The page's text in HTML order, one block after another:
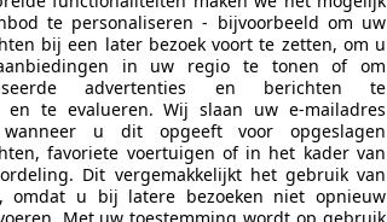
te personaliseren - bijvoorbeeld om uw
bij een later bezoek voort te zetten, om u
in uw regio te tonen of om
advertenties en berichten te
en te evalueren. Wij slaan uw e-mailadres
u dit opgeeft voor opgeslagen
favoriete voertuigen of in het kader van
Dit vergemakkelijkt het gebruik van
omdat u bij latere bezoeken niet opnieuw
Met uw toestemming wordt op gebruik
2 ANS